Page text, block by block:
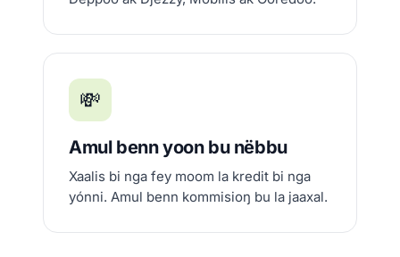
💸
Amul benn yoon bu nëbbu
Xaalis bi nga fey moom la kredit bi nga
yónni. Amul benn kommisioŋ bu la jaaxal.